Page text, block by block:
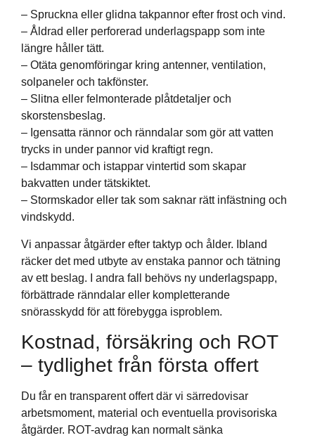
– Spruckna eller glidna takpannor efter frost och vind.
– Åldrad eller perforerad underlagspapp som inte
längre håller tätt.
– Otäta genomföringar kring antenner, ventilation,
solpaneler och takfönster.
– Slitna eller felmonterade plåtdetaljer och
skorstensbeslag.
– Igensatta rännor och ränndalar som gör att vatten
trycks in under pannor vid kraftigt regn.
– Isdammar och istappar vintertid som skapar
bakvatten under tätskiktet.
– Stormskador eller tak som saknar rätt infästning och
vindskydd.
Vi anpassar åtgärder efter taktyp och ålder. Ibland
räcker det med utbyte av enstaka pannor och tätning
av ett beslag. I andra fall behövs ny underlagspapp,
förbättrade ränndalar eller kompletterande
snörasskydd för att förebygga isproblem.
Kostnad, försäkring och ROT
– tydlighet från första offert
Du får en transparent offert där vi särredovisar
arbetsmoment, material och eventuella provisoriska
åtgärder. ROT-avdrag kan normalt sänka